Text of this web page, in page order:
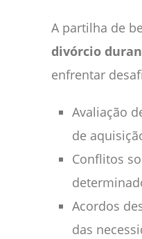
A partilha de
divórcio
enfrentar
Avaliação
de
Conflitos
Acordos
das